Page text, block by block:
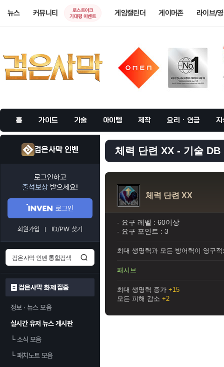
뉴스 커뮤니티
로스트아크
기대평 이벤트
게임캘린더 게이머존 라이브/
홈 가이드 기술 아이템 제작 요리 · 연금 지
검은사막 인벤
로그인하고
출석보상 받으세요!
로그인
회원가입 ID/PW 찾기
검은사막 화제 집중
정보 · 뉴스 모음
실시간 유저 뉴스 게시판
└소식 모음
└패치노트 모음
체력 단련 XX - 기술 DB
체력 단련 XX
- 요구 레벨 : 60이상
- 요구 포인트 : 3
최대 생명력과 모든 방어력이 영구
패시브
최대 생명력 증가 +15
모든 피해 감소 +2